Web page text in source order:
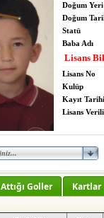
Doğum Yeri
Doğum
Statü
Baba Adı
Lisans
Lisans No
Kulüp
Kayıt Tarihi
Lisans
Attığı Goller Kartlar